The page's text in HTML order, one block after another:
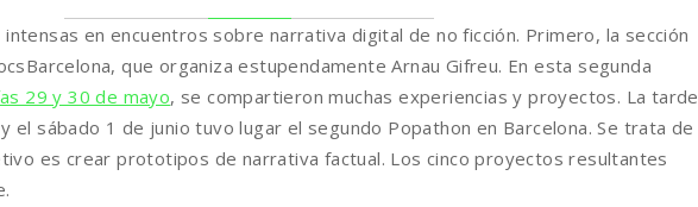
intensas en encuentros sobre narrativa digital de no ficción. Primero, la sección
que organiza estupendamente Arnau Gifreu. En esta segunda
29 y 30 de mayo, se compartieron muchas experiencias y proyectos. La tarde
el sábado 1 de junio tuvo lugar el segundo Popathon en Barcelona. Se trata de
es crear prototipos de narrativa factual. Los cinco proyectos resultantes